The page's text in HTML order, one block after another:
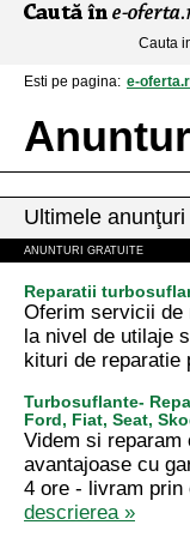
Cauta
Esti pe pagina: e-
Ultimele
ANUNTURI GRATUITE
Reparatii
Oferim servicii de
la nivel de utilaje
kituri de reparatie
Turbosuflante-
Ford, Fiat, Seat,
Videm si reparam
avantajoase cu
4 ore - livram prin
descrierea »